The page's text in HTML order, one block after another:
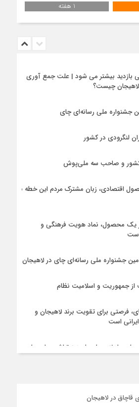
1 هفته
بازدید بیشتر می شود | علت جمع آوری
چیست؟
جشنواره ملی رسانه‌ای چای
لنگرودی در کشور
کشور و صاحب سه ملی‌پوش
اقتصادی، زبان مشترک مردم این خطه با
یک محصول، نماد هویت فرهنگی و
جشنواره ملی رسانه‌ای چای در لاهیجان
از جمهوریت و اسلامیت نظام
فرصتی برای تقویت برند لاهیجان و
است
از لاهیجان یا هزینه‌تراشی برای چای
قاچاق در لاهیجان